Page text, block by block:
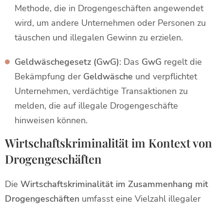
Methode, die in Drogengeschäften angewendet
wird, um andere Unternehmen oder Personen zu
täuschen und illegalen Gewinn zu erzielen.
Geldwäschegesetz (GwG): Das GwG regelt die
Bekämpfung der Geldwäsche und verpflichtet
Unternehmen, verdächtige Transaktionen zu
melden, die auf illegale Drogengeschäfte
hinweisen können.
Wirtschaftskriminalität im Kontext von
Drogengeschäften
Die Wirtschaftskriminalität im Zusammenhang mit
Drogengeschäften umfasst eine Vielzahl illegaler